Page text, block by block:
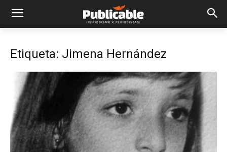
Etiqueta: Jimena Hernández